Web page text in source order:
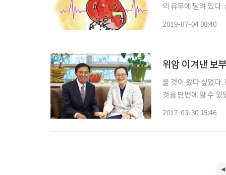
의 유무에 달려 있다
2019-07-04 08:40
위암 이겨낸 보
올 것이 왔다 싶었다
것을 단번에 알 수
2017-03-30 15:46